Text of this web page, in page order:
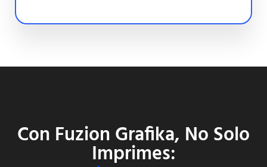
Con Fuzion Grafika, No Solo
Imprimes: